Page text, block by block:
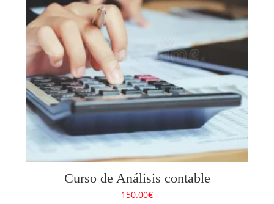
Curso de Análisis contable
150.00€